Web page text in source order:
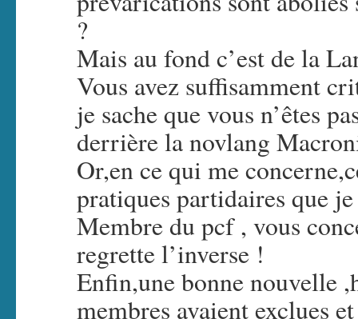
?
Mais au fond c’est de la
Vous avez suffisamment
je sache que vous n’êtes
derrière la novlang
Or,en ce qui me
pratiques partidaires que
Membre du pcf , vous
regrette l’inverse !
Enfin,une bonne nouvelle
membres avaient exclues